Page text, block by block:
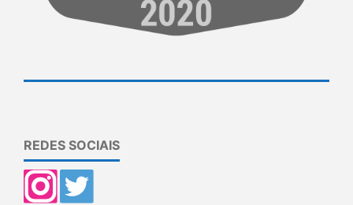
REDES SOCIAIS